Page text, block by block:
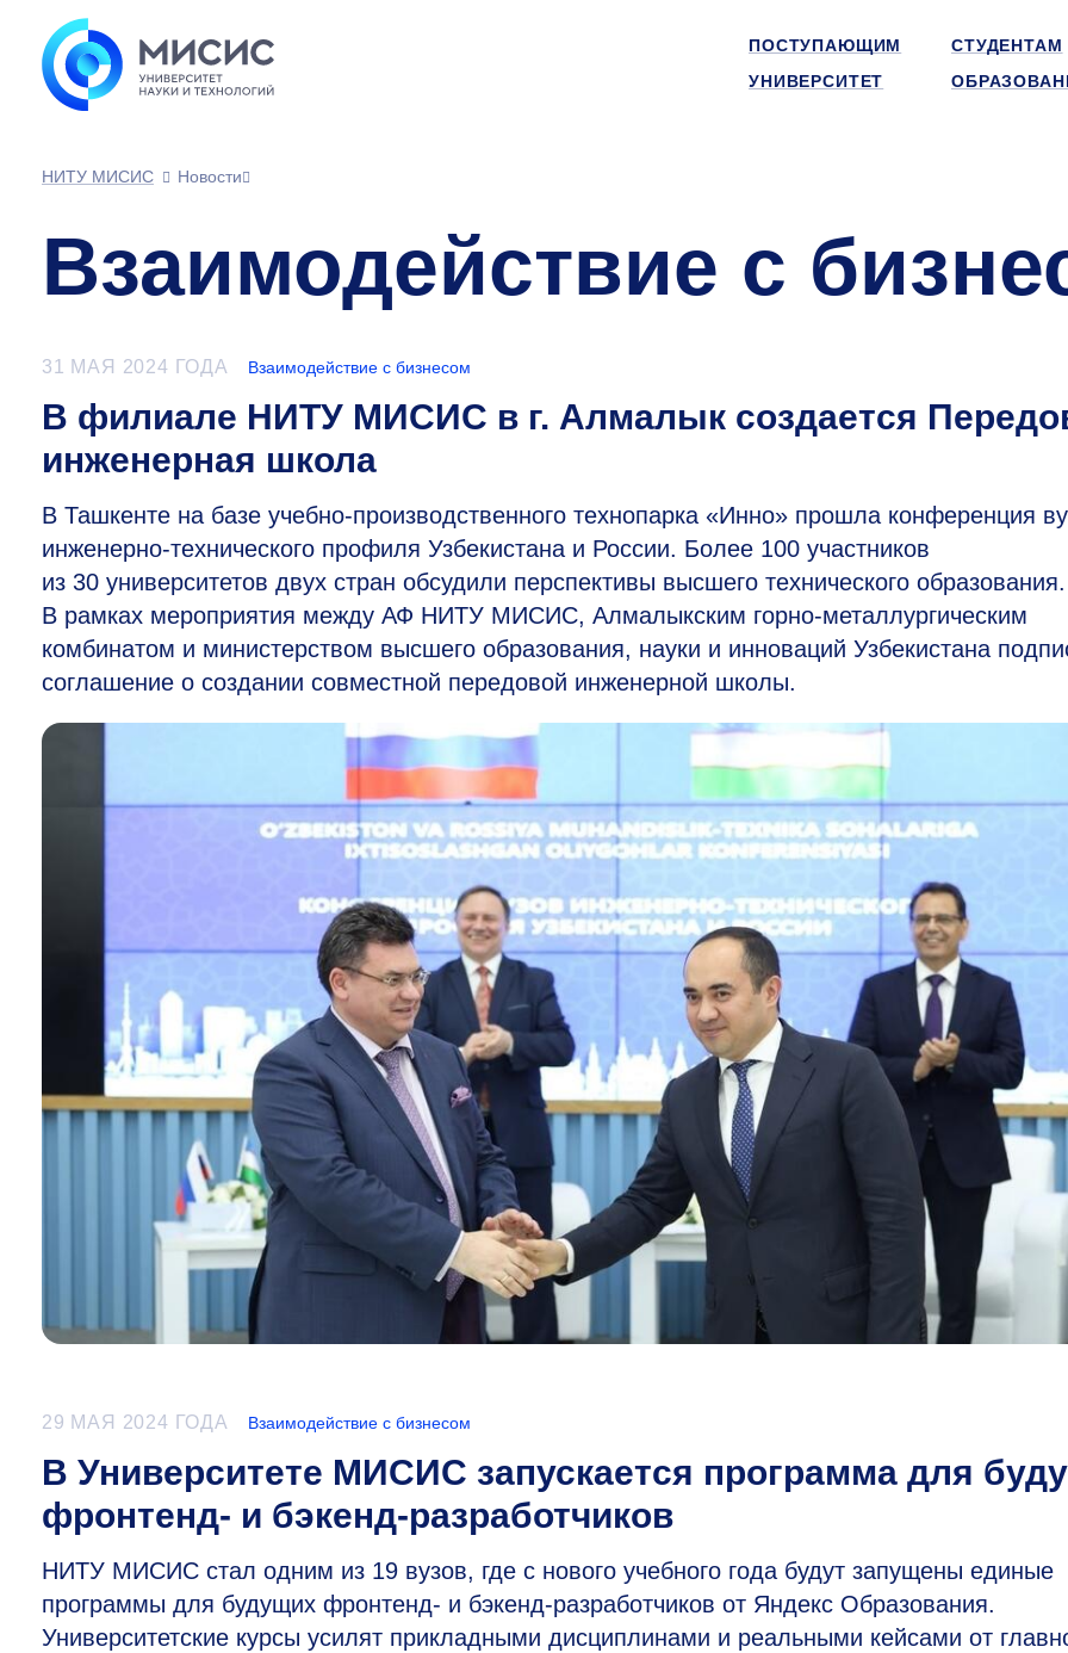
ПОСТУПАЮЩИМ
СТУДЕНТАМ
УНИВЕРСИТЕТ
НИТУ МИСИС Новости
Взаимодействие с
31 МАЯ 2024 ГОДА Взаимодействие с бизнесом
В филиале НИТУ МИСИС в г. Алмалык создается
инженерная школа
В Ташкенте на базе учебно-производственного технопарка «Инно» прошла конференция
инженерно-технического профиля Узбекистана и России. Более 100 участников
из 30 университетов двух стран обсудили перспективы высшего технического образования.
В рамках мероприятия между АФ НИТУ МИСИС, Алмалыкским горно-металлургическим
комбинатом и министерством высшего образования, науки и инноваций Узбекистана
соглашение о создании совместной передовой инженерной школы.
29 МАЯ 2024 ГОДА Взаимодействие с бизнесом
В Университете МИСИС запускается программа для
фронтенд- и бэкенд-разработчиков
НИТУ МИСИС стал одним из 19 вузов, где с нового учебного года будут запущены единые
программы для будущих фронтенд- и бэкенд-разработчиков от Яндекс Образования.
Университетские курсы усилят прикладными дисциплинами и реальными кейсами от